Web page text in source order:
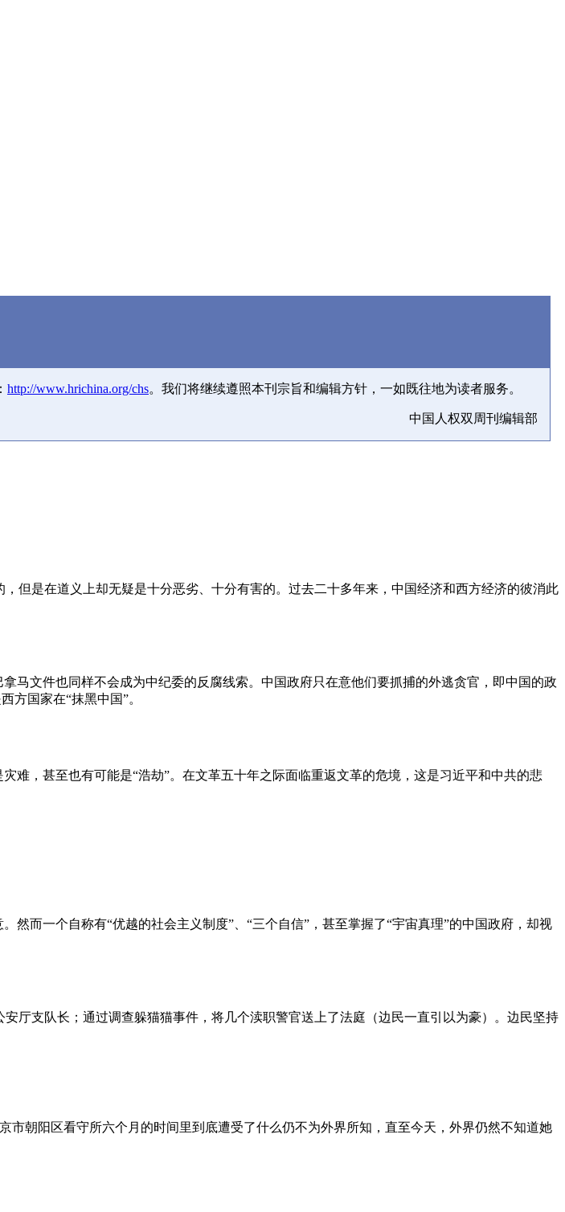
http://www.hrichina.org/chs。我们将继续遵照本刊宗旨和编辑方针，一如既往地为读者服务。
中国人权双周刊编辑部
但是在道义上却无疑是十分恶劣、十分有害的。过去二十多年来，中国经济和西方经济的彼消此
马文件也同样不会成为中纪委的反腐线索。中国政府只在意他们要抓捕的外逃贪官，即中国的政
方国家在“抹黑中国”。
难，甚至也有可能是“浩劫”。在文革五十年之际面临重返文革的危境，这是习近平和中共的悲
而一个自称有“优越的社会主义制度”、“三个自信”，甚至掌握了“宇宙真理”的中国政府，却视
厅支队长；通过调查躲猫猫事件，将几个渎职警官送上了法庭（边民一直引以为豪）。边民坚持
朝阳区看守所六个月的时间里到底遭受了什么仍不为外界所知，直至今天，外界仍然不知道她